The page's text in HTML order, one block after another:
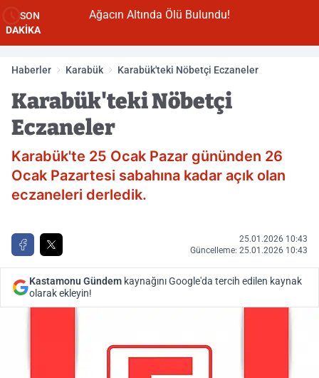
SON
DAKİKA
Ağacın Altında Ölü Bulundu!
Haberler Karabük Karabük'teki Nöbetçi Eczaneler
Karabük'teki Nöbetçi
Eczaneler
Karabük'te 25 Ocak Pazar gününden 26
Ocak Pazartesi sabahına kadar açık olan
eczaneleri derledik.
25.01.2026 10:43
Güncelleme: 25.01.2026 10:43
Kastamonu Gündem kaynağını Google'da tercih edilen kaynak
olarak ekleyin!